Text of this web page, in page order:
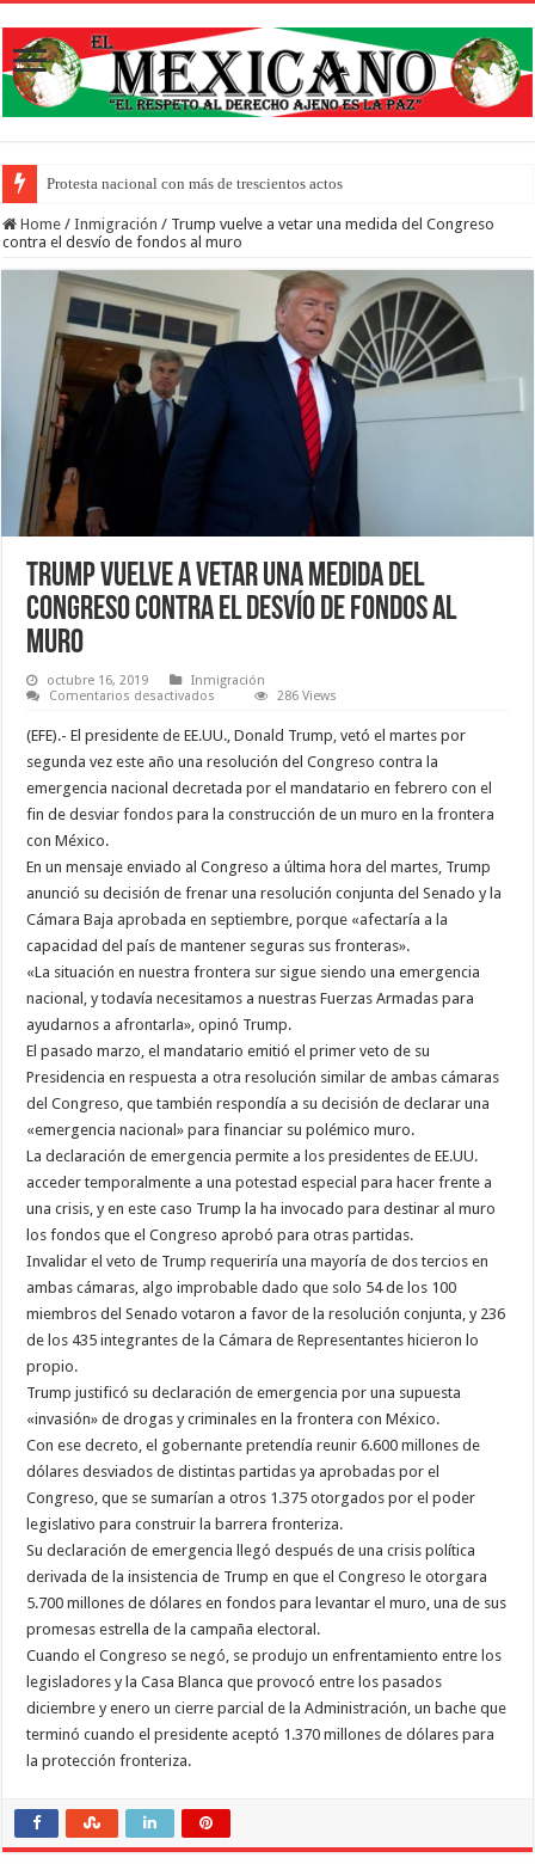
Protesta nacional con más de trescientos actos honra a inmigrantes muertos
Home / Inmigración / Trump vuelve a vetar una medida del Congreso
contra el desvío de fondos al muro
Trump vuelve a vetar una medida del
Congreso contra el desvío de fondos al
muro
octubre 16, 2019
Inmigración
Comentarios desactivados
a
vetar
una
medida
Congreso
desvío
de
fondos
muro
286 Views
(EFE).- El presidente de EE.UU., Donald Trump, vetó el martes por
segunda vez este año una resolución del Congreso contra la
emergencia nacional decretada por el mandatario en febrero con el
fin de desviar fondos para la construcción de un muro en la frontera
con México.
En un mensaje enviado al Congreso a última hora del martes, Trump
anunció su decisión de frenar una resolución conjunta del Senado y la
Cámara Baja aprobada en septiembre, porque «afectaría a la
capacidad del país de mantener seguras sus fronteras».
«La situación en nuestra frontera sur sigue siendo una emergencia
nacional, y todavía necesitamos a nuestras Fuerzas Armadas para
ayudarnos a afrontarla», opinó Trump.
El pasado marzo, el mandatario emitió el primer veto de su
Presidencia en respuesta a otra resolución similar de ambas cámaras
del Congreso, que también respondía a su decisión de declarar una
«emergencia nacional» para financiar su polémico muro.
La declaración de emergencia permite a los presidentes de EE.UU.
acceder temporalmente a una potestad especial para hacer frente a
una crisis, y en este caso Trump la ha invocado para destinar al muro
los fondos que el Congreso aprobó para otras partidas.
Invalidar el veto de Trump requeriría una mayoría de dos tercios en
ambas cámaras, algo improbable dado que solo 54 de los 100
miembros del Senado votaron a favor de la resolución conjunta, y 236
de los 435 integrantes de la Cámara de Representantes hicieron lo
propio.
Trump justificó su declaración de emergencia por una supuesta
«invasión» de drogas y criminales en la frontera con México.
Con ese decreto, el gobernante pretendía reunir 6.600 millones de
dólares desviados de distintas partidas ya aprobadas por el
Congreso, que se sumarían a otros 1.375 otorgados por el poder
legislativo para construir la barrera fronteriza.
Su declaración de emergencia llegó después de una crisis política
derivada de la insistencia de Trump en que el Congreso le otorgara
5.700 millones de dólares en fondos para levantar el muro, una de sus
promesas estrella de la campaña electoral.
Cuando el Congreso se negó, se produjo un enfrentamiento entre los
legisladores y la Casa Blanca que provocó entre los pasados
diciembre y enero un cierre parcial de la Administración, un bache que
terminó cuando el presidente aceptó 1.370 millones de dólares para
la protección fronteriza.